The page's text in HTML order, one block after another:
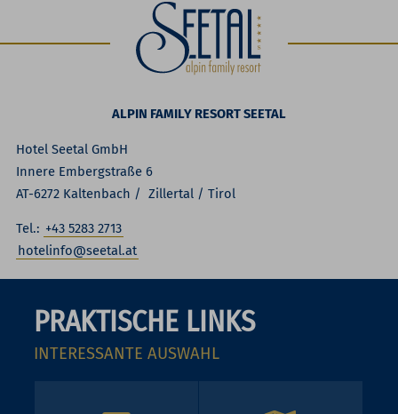
ALPIN FAMILY RESORT SEETAL
Hotel Seetal GmbH
Innere Embergstraße 6
AT-6272 Kaltenbach / Zillertal / Tirol
Tel.: +43 5283 2713
hotelinfo@seetal.at
PRAKTISCHE LINKS
INTERESSANTE AUSWAHL